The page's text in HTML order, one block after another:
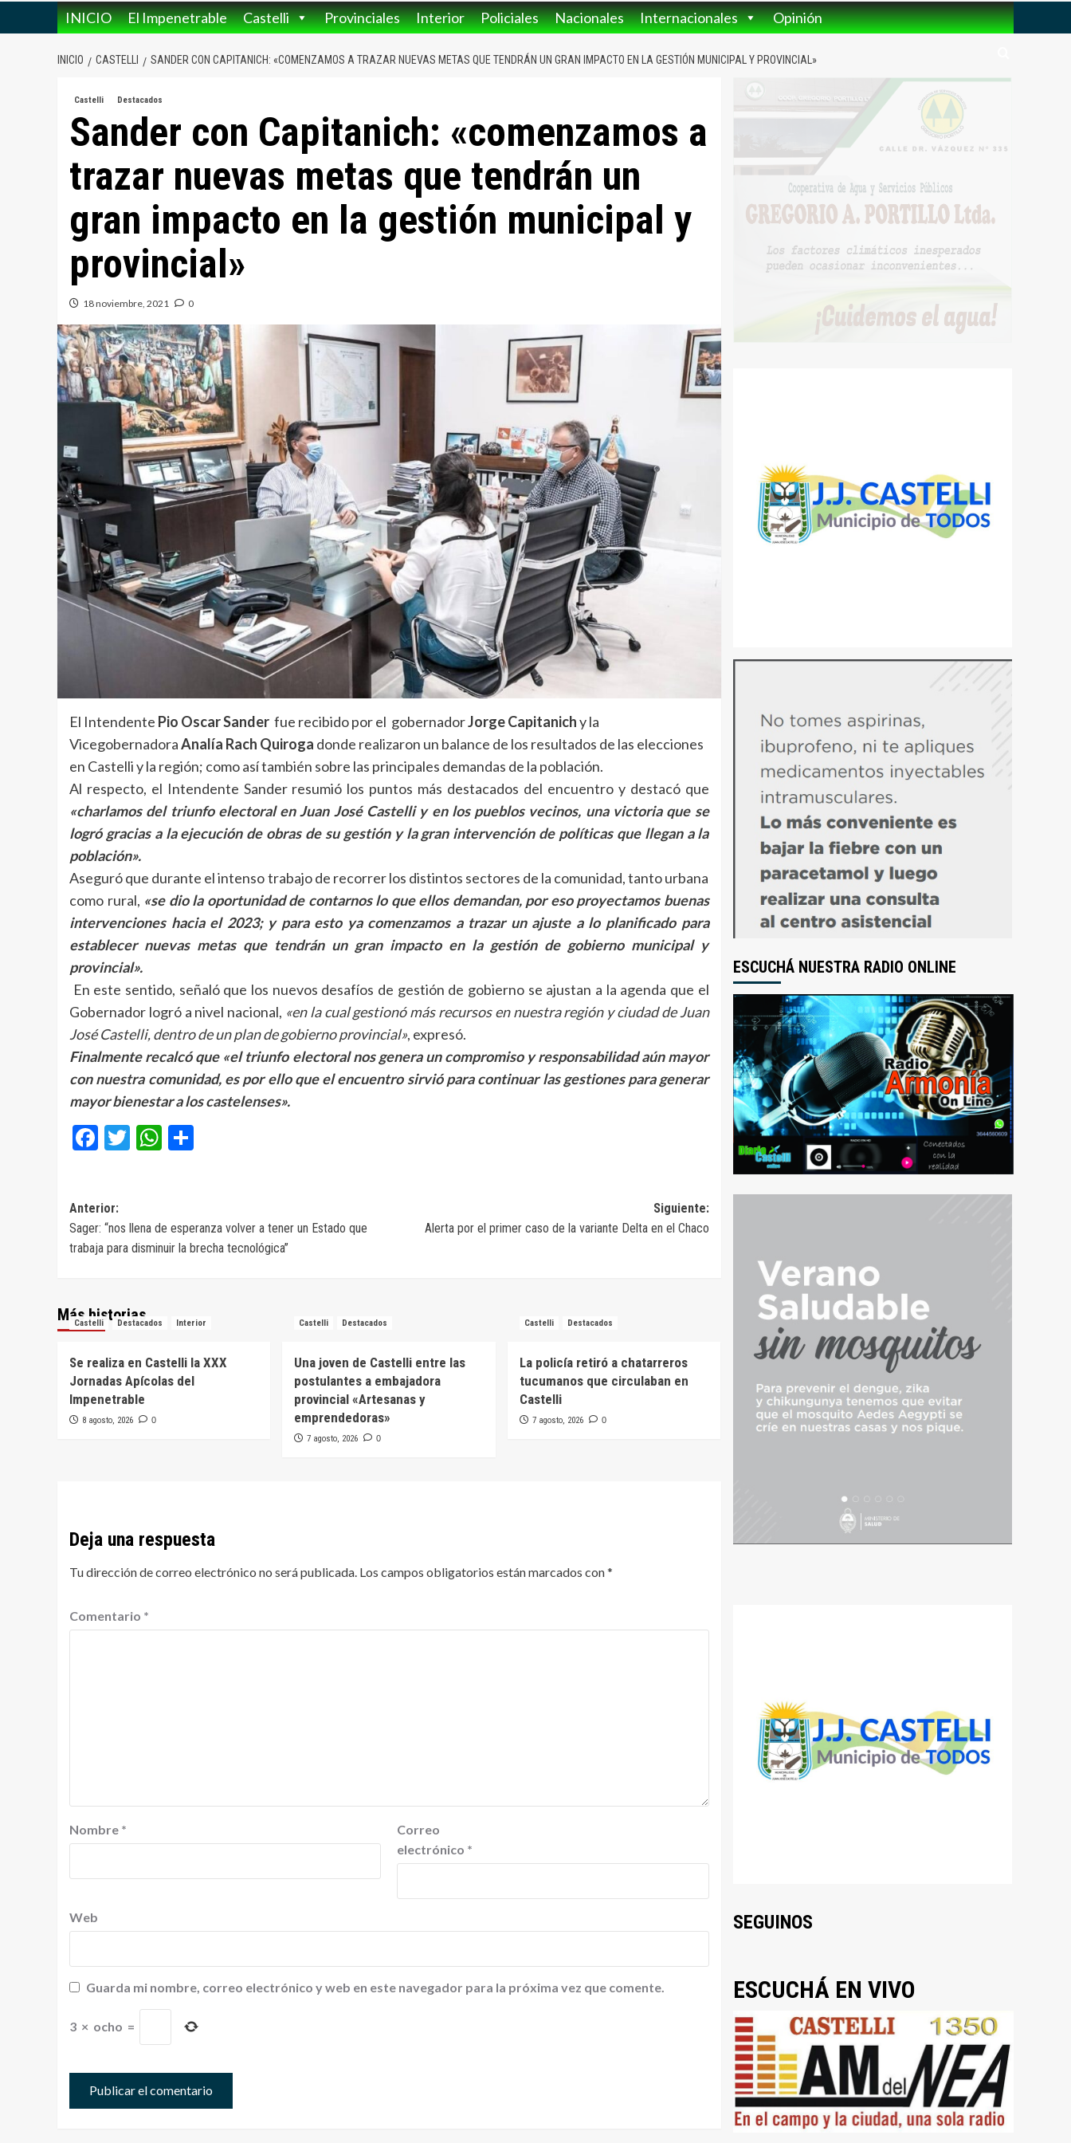
INICIO El Impenetrable Castelli Provinciales Interior Policiales Nacionales Internacionales Opinión
INICIO CASTELLI SANDER CON CAPITANICH: «COMENZAMOS A TRAZAR NUEVAS METAS QUE TENDRÁN UN GRAN IMPACTO EN LA GESTIÓN MUNICIPAL Y PROVINCIAL»
Castelli Destacados
Sander con Capitanich: «comenzamos a
trazar nuevas metas que tendrán un
gran impacto en la gestión municipal y
provincial»
18 noviembre, 2021 0
El Intendente Pio Oscar Sander fue recibido por el gobernadorJorge Capitanichy la
VicegobernadoraAnalía Rach Quiroga donde realizaron un balance de los resultados de las elecciones
en Castelli y la región; como así también sobre las principales demandas de la población.
Al respecto, el Intendente Sander resumió los puntos más destacados del encuentro y destacó que
«charlamos del triunfo electoral en Juan José Castelli y en los pueblos vecinos, una victoria que se
logró gracias a la ejecución de obras de su gestión y la gran intervención de políticas que llegan a la
población».
Aseguró que durante el intenso trabajo de recorrer los distintos sectores de la comunidad, tanto urbana
como rural, «se dio la oportunidad de contarnos lo que ellos demandan, por eso proyectamos buenas
intervenciones hacia el 2023; y para esto ya comenzamos a trazar un ajuste a lo planificado para
establecer nuevas metas que tendrán un gran impacto en la gestión de gobierno municipal y
provincial».
En este sentido, señaló que los nuevos desafíos de gestión de gobierno se ajustan a la agenda que el
Gobernador logró a nivel nacional, «en la cual gestionó más recursos en nuestra región y ciudad de Juan
José Castelli, dentro de un plan de gobierno provincial», expresó.
Finalmente recalcó que «el triunfo electoral nos genera un compromiso y responsabilidad aún mayor
con nuestra comunidad, es por ello que el encuentro sirvió para continuar las gestiones para generar
mayor bienestar a los castelenses».
Facebook
TwitterWhatsApp
Navegación
de
entradas
Anterior:
Sager: “nos llena de esperanza volver a tener un Estado que
trabaja para disminuir la brecha tecnológica”
Siguiente:
Alerta por el primer caso de la variante Delta en el Chaco
Más historias
Castelli Destacados Interior
Se realiza en Castelli la XXX
Jornadas Apícolas del
Impenetrable
8 agosto, 2026 0
Castelli Destacados
Una joven de Castelli entre las
postulantes a embajadora
provincial «Artesanas y
emprendedoras»
7 agosto, 2026 0
Castelli Destacados
La policía retiró a chatarreros
tucumanos que circulaban en
Castelli
7 agosto, 2026 0
Deja una respuesta
Tu dirección de correo electrónico no será publicada. Los campos obligatorios están marcados con*
Comentario *
Nombre *
Correo
electrónico *
Web
Guarda mi nombre, correo electrónico y web en este navegador para la próxima vez que comente.
3 × ocho =
ESCUCHÁ NUESTRA RADIO ONLINE
SEGUINOS
ESCUCHÁ EN VIVO